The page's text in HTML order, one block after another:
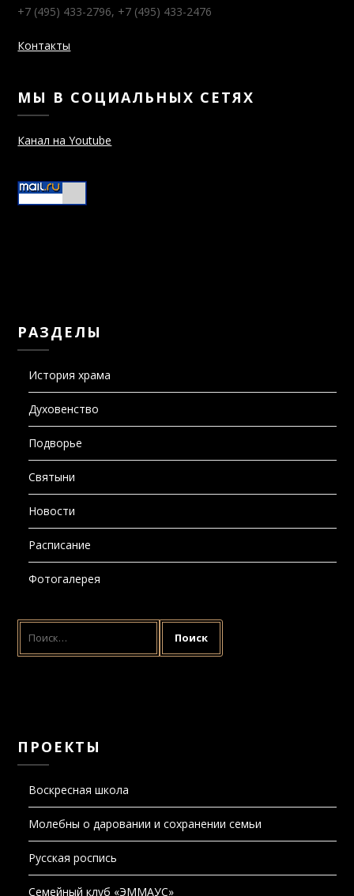
+7 (495) 433-2796, +7 (495) 433-2476
Контакты
МЫ В СОЦИАЛЬНЫХ СЕТЯХ
Канал на Youtube
РАЗДЕЛЫ
История храма
Духовенство
Подворье
Святыни
Новости
Расписание
Фотогалерея
НАЙТИ:
ПРОЕКТЫ
Воскресная школа
Молебны о даровании и сохранении семьи
Русская роспись
Семейный клуб «ЭММАУС»